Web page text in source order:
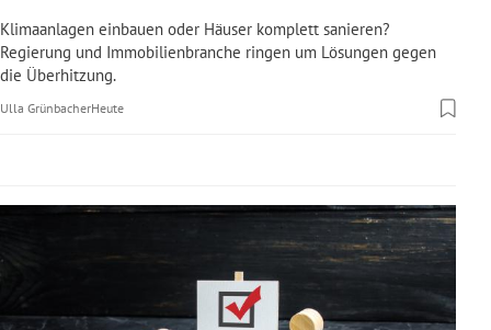
Untermenü
Untermenü
Untermenü
Untermenü
Klimaanlagen einbauen oder Häuser komplett sanieren?
Regierung und Immobilienbranche ringen um Lösungen gegen
die Überhitzung.
Ulla GrünbacherHeute